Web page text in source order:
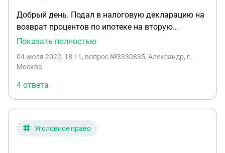
Добрый день. Подал в налоговую декларацию на
возврат процентов по ипотеке на вторую
квартиру, мне пришёл отказ, так как я уже
вызывают в налоговую на рассмотрения дела по
Показать полностью
04 июля 2022, 18:11 , вопрос №3330835, Александр, г.
Москва
4 ответа
Уголовное право